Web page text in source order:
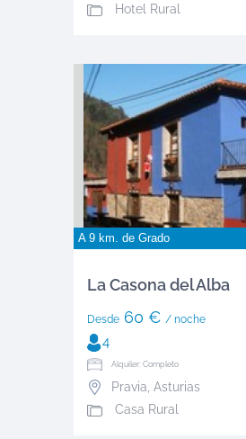
Hotel Rural
A 9 km. de Grado
La Casona del Alba
Desde60 € / noche
4
Alquiler: Completo
Pravia Asturias
Casa Rural